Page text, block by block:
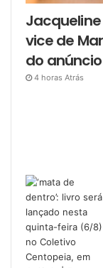
vice de
do anúncio
4 horas Atrás